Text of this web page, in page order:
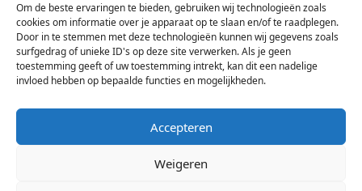
Om de beste ervaringen te bieden, gebruiken wij technologieën zoals
cookies om informatie over je apparaat op te slaan en/of te raadplegen.
Door in te stemmen met deze technologieën kunnen wij gegevens zoals
surfgedrag of unieke ID's op deze site verwerken. Als je geen
toestemming geeft of uw toestemming intrekt, kan dit een nadelige
invloed hebben op bepaalde functies en mogelijkheden.
Accepteren
Weigeren